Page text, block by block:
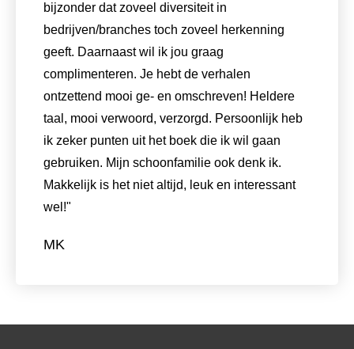
bijzonder dat zoveel diversiteit in
bedrijven/branches toch zoveel herkenning
geeft. Daarnaast wil ik jou graag
complimenteren. Je hebt de verhalen
ontzettend mooi ge- en omschreven! Heldere
taal, mooi verwoord, verzorgd. Persoonlijk heb
ik zeker punten uit het boek die ik wil gaan
gebruiken. Mijn schoonfamilie ook denk ik.
Makkelijk is het niet altijd, leuk en interessant
wel!"
MK